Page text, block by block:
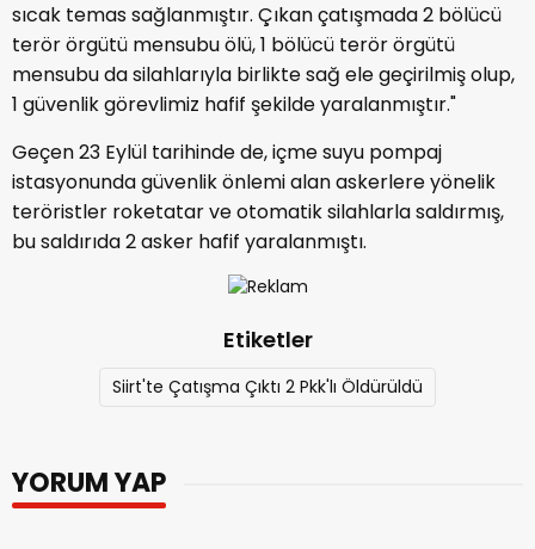
sıcak temas sağlanmıştır. Çıkan çatışmada 2 bölücü
terör örgütü mensubu ölü, 1 bölücü terör örgütü
mensubu da silahlarıyla birlikte sağ ele geçirilmiş olup,
1 güvenlik görevlimiz hafif şekilde yaralanmıştır."
Geçen 23 Eylül tarihinde de, içme suyu pompaj
istasyonunda güvenlik önlemi alan askerlere yönelik
teröristler roketatar ve otomatik silahlarla saldırmış,
bu saldırıda 2 asker hafif yaralanmıştı.
Etiketler
Siirt'te Çatışma Çıktı 2 Pkk'lı Öldürüldü
YORUM YAP